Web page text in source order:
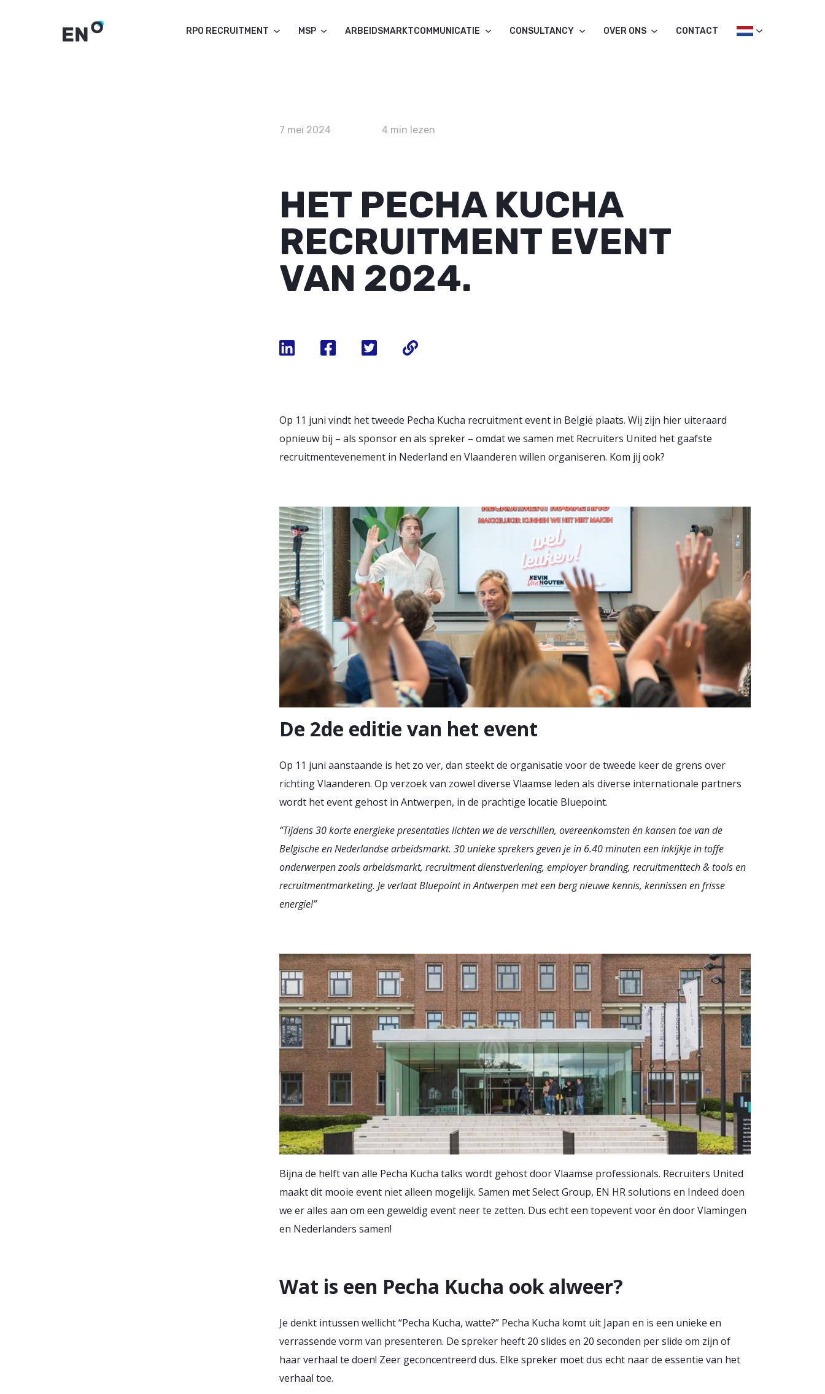
RPO RECRUITMENT MSP ARBEIDSMARKTCOMMUNICATIE CONSULTANCY OVER ONS CONTACT
7 mei 2024 4 min lezen
HET PECHA KUCHA
RECRUITMENT EVENT
VAN 2024.
Op 11 juni vindt het tweede Pecha Kucha recruitment event in België plaats. Wij zijn hier uiteraard
opnieuw bij – als sponsor en als spreker – omdat we samen met Recruiters United het gaafste
recruitmentevenement in Nederland en Vlaanderen willen organiseren. Kom jij ook?
De 2de editie van het event
Op 11 juni aanstaande is het zo ver, dan steekt de organisatie voor de tweede keer de grens over
richting Vlaanderen. Op verzoek van zowel diverse Vlaamse leden als diverse internationale partners
wordt het event gehost in Antwerpen, in de prachtige locatie Bluepoint.
“Tijdens 30 korte energieke presentaties lichten we de verschillen, overeenkomsten én kansen toe van de
Belgische en Nederlandse arbeidsmarkt. 30 unieke sprekers geven je in 6.40 minuten een inkijkje in toffe
onderwerpen zoals arbeidsmarkt, recruitment dienstverlening, employer branding, recruitmenttech & tools en
recruitmentmarketing. Je verlaat Bluepoint in Antwerpen met een berg nieuwe kennis, kennissen en frisse
energie!”
Bijna de helft van alle Pecha Kucha talks wordt gehost door Vlaamse professionals. Recruiters United
maakt dit mooie event niet alleen mogelijk. Samen met Select Group, EN HR solutions en Indeed doen
we er alles aan om een geweldig event neer te zetten. Dus echt een topevent voor én door Vlamingen
en Nederlanders samen!
Wat is een Pecha Kucha ook alweer?
Je denkt intussen wellicht “Pecha Kucha, watte?” Pecha Kucha komt uit Japan en is een unieke en
verrassende vorm van presenteren. De spreker heeft 20 slides en 20 seconden per slide om zijn of
haar verhaal te doen! Zeer geconcentreerd dus. Elke spreker moet dus echt naar de essentie van het
verhaal toe.